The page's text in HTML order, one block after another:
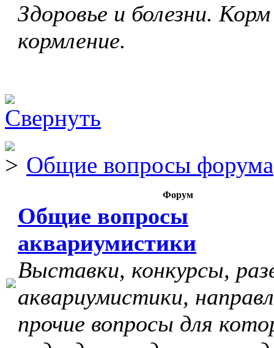
Здоровье и болезни.
кормление.
Общие вопросы форума
Форум
Общие вопросы
аквариумистики
Выставки, конкурсы,
аквариумистики,
прочие вопросы для